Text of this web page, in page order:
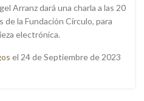
Arranz dará una charla a las 20
de la Fundación Círculo, para
electrónica.
el 24 de Septiembre de 2023